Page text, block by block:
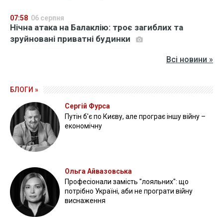
07:58 06 серпня
Нічна атака на Балаклію: троє загиблих та
зруйновані приватні будинки
Всі новини »
БЛОГИ »
Сергій Фурса
Путін б'є по Києву, але програє іншу війну –
економічну
Ольга Айвазовська
Професіонали замість "лояльних": що
потрібно Україні, аби не програти війну
виснаження